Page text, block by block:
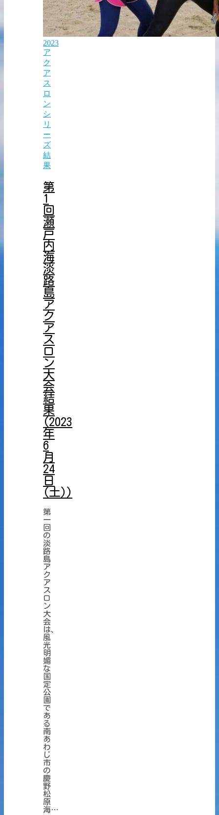
2023
ア
ク
ア
ス
ロ
ン
シ
リ
ー
ズ
結
果
第
1
回
瀬
戸
内
海
淡
路
島
ア
ク
ア
ス
ロ
ン
大
会
結
果
(2023
年
6
月
24
日
(土))
第
一
回
の
淡
路
島
ア
ク
ア
ス
ロ
ン
大
会
は、
風
光
明
媚
な
国
定
公
園
で
あ
る
南
あ
わ
じ
市
の
慶
野
松
原
海…